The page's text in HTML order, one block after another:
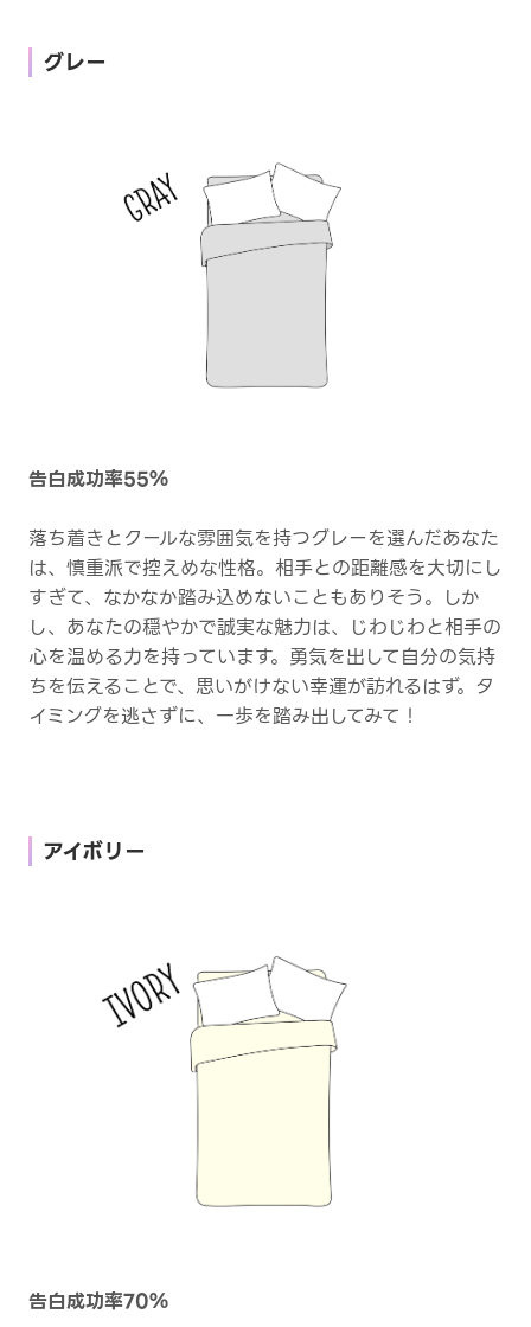
グレー
告白成功率55％
落ち着きとクールな雰囲気を持つグレーを選んだあなた
は、慎重派で控えめな性格。相手との距離感を大切にし
すぎて、なかなか踏み込めないこともありそう。しか
し、あなたの穏やかで誠実な魅力は、じわじわと相手の
心を温める力を持っています。勇気を出して自分の気持
ちを伝えることで、思いがけない幸運が訪れるはず。タ
イミングを逃さずに、一歩を踏み出してみて！
アイボリー
告白成功率70％